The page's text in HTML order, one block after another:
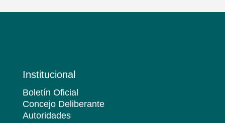
Institucional
Boletín Oficial
Concejo Deliberante
Autoridades